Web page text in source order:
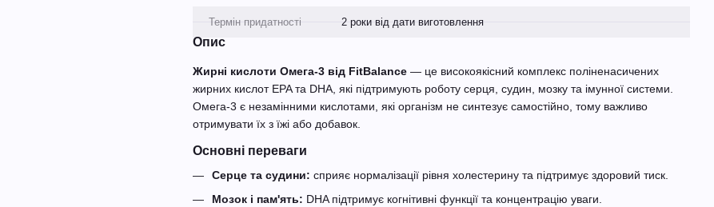
Термін придатності 2 роки від дати виготовлення
Опис
Жирні кислоти Омега-3 від FitBalance — це високоякісний комплекс поліненасичених
жирних кислот EPA та DHA, які підтримують роботу серця, судин, мозку та імунної системи.
Омега-3 є незамінними кислотами, які організм не синтезує самостійно, тому важливо
отримувати їх з їжі або добавок.
Основні переваги
Серце та судини: сприяє нормалізації рівня холестерину та підтримує здоровий тиск.
Мозок і пам'ять: DHA підтримує когнітивні функції та концентрацію уваги.